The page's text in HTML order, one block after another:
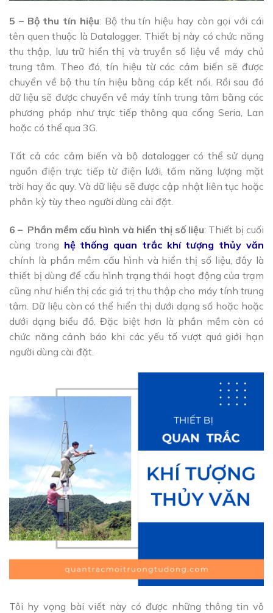
5 – Bộ thu tín hiệu: Bộ thu tín hiệu hay còn gọi với cái
tên quen thuộc là Datalogger. Thiết bị này có chức năng
thu thập, lưu trữ hiển thị và truyền số liệu về máy chủ
trung tâm. Theo đó, tín hiệu từ các cảm biến sẽ được
chuyển về bộ thu tín hiệu bằng cáp kết nối. Rồi sau đó
dữ liệu sẽ được chuyển về máy tính trung tâm bằng các
phương pháp như trực tiếp thông qua cổng Seria, Lan
hoặc có thể qua 3G.
Tất cả các cảm biến và bộ datalogger có thể sử dụng
nguồn điện trực tiếp từ điện lưới, tấm năng lượng mặt
trời hay ắc quy. Và dữ liệu sẽ được cập nhật liên tục hoặc
phân kỳ tùy theo người dùng cài đặt.
6 – Phần mềm cấu hình và hiển thị số liệu: Thiết bị cuối
cùng trong hệ thống quan trắc khí tượng thủy văn
chính là phần mềm cấu hình và hiển thị số liệu, đây là
thiết bị dùng để cấu hình trạng thái hoạt động của trạm
cũng như hiển thị các giá trị thu thập cho máy tính trung
tâm. Dữ liệu còn có thể hiển thị dưới dạng số hoặc hoặc
dưới dạng biểu đồ. Đặc biệt hơn là phần mềm còn có
chức năng cảnh báo khi các yếu tố vượt quá giới hạn
người dùng cài đặt.
Tôi hy vọng bài viết này có được những thông tin vô